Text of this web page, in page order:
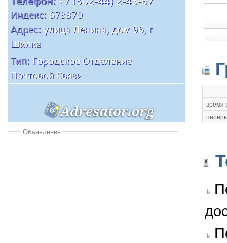
Объявления
время